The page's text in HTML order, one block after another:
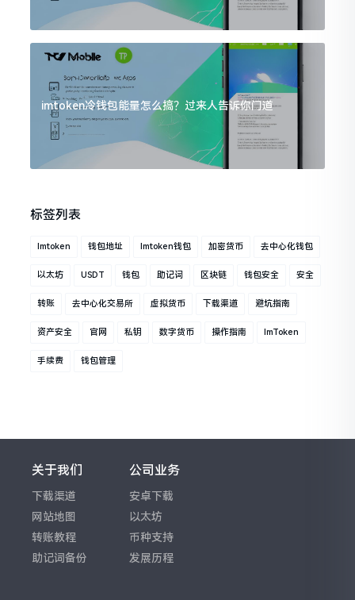
imtoken冷钱包能量怎么搞？过来人告诉你门道
标签列表
Imtoken 钱包地址 Imtoken钱包 加密货币 去中心化钱包
以太坊 USDT 钱包 助记词 区块链 钱包安全 安全
转账 去中心化交易所 虚拟货币 下载渠道 避坑指南
资产安全 官网 私钥 数字货币 操作指南 ImToken
手续费 钱包管理
关于我们
下载渠道
网站地图
转账教程
助记词备份
公司业务
安卓下载
以太坊
币种支持
发展历程